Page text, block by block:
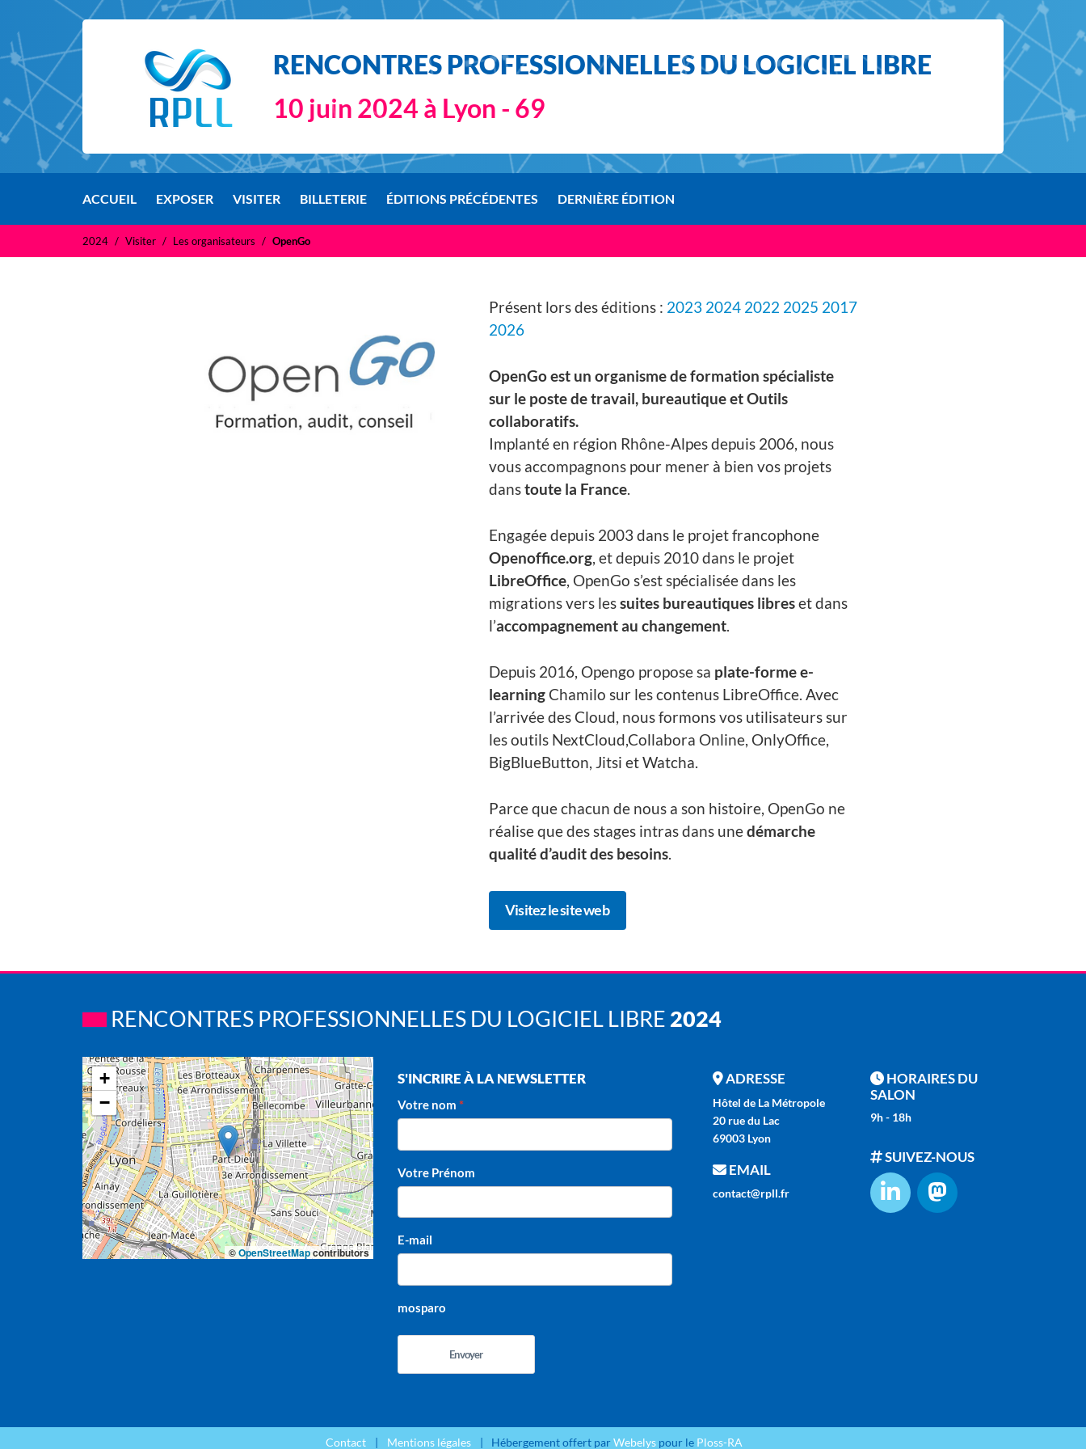
RENCONTRES PROFESSIONNELLES DU LOGICIEL LIBRE
10 juin 2024 à Lyon - 69
ACCUEIL EXPOSER VISITER BILLETERIE ÉDITIONS PRÉCÉDENTES DERNIÈRE ÉDITION
2024 Visiter Les organisateurs OpenGo
Présent lors des éditions : 2023 2024 2022 2025 2017
2026
OpenGo est un organisme de formation spécialiste
sur le poste de travail, bureautique et Outils
collaboratifs.
Implanté en région Rhône-Alpes depuis 2006, nous
vous accompagnons pour mener à bien vos projets
danstoute la France.
Engagée depuis 2003 dans le projet francophone
Openoffice.org, et depuis 2010 dans le projet
LibreOffice, OpenGo s’est spécialisée dans les
migrations vers lessuites bureautiques libreset dans
l’accompagnement au changement.
Depuis 2016, Opengo propose sa plate-forme e-
learningChamilo sur les contenus LibreOffice. Avec
l’arrivée des Cloud, nous formons vos utilisateurs sur
les outils NextCloud,Collabora Online, OnlyOffice,
BigBlueButton, Jitsi et Watcha.
Parce que chacun de nous a son histoire, OpenGo ne
réalise que des stages intras dans unedémarche
qualité d’audit des besoins.
Visitez le site web
RENCONTRES PROFESSIONNELLES DU LOGICIEL LIBRE 2024
+
−
©OpenStreetMapcontributors
S'INCRIRE À LA NEWSLETTER
Votre nom
Votre Prénom
E-mail
mosparo
Envoyer
ADRESSE
Hôtel de La Métropole
20 rue du Lac
69003 Lyon
EMAIL
contact@rpll.fr
HORAIRES DU
SALON
9h - 18h
SUIVEZ-NOUS
Contact Mentions légales Hébergement offert parWebelys pour le Ploss-RA